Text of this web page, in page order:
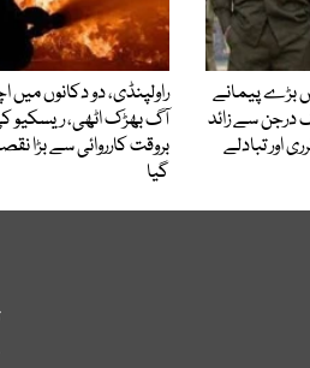
بڑے پیمانے
درجن سے زائد
اور تبادلے
راولپنڈی، دو دکانوں میں
آگ بھڑک اٹھی، ریسکیو
بروقت کارروائی سے بڑا
گیا